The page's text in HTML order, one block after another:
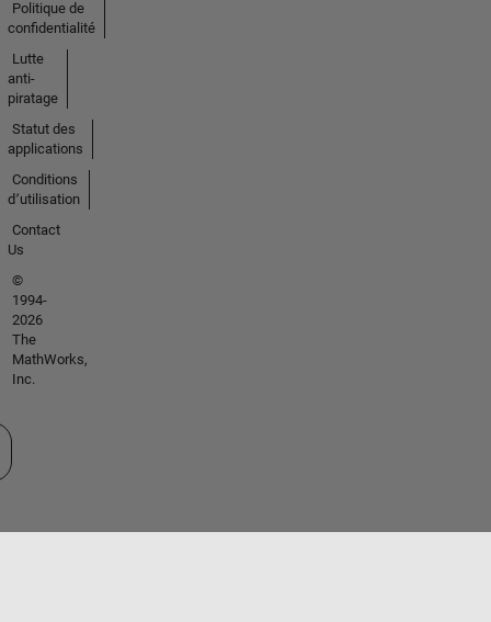
Politique de
confidentialité
Lutte
anti-
piratage
Statut des
applications
Conditions
d՚utilisation
Contact
Us
©
1994-
2026
The
MathWorks,
Inc.
un site web